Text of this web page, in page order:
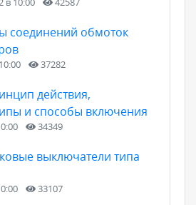
соединений обмоток
37282
действия,
и способы включения
34349
выключатели типа
33107